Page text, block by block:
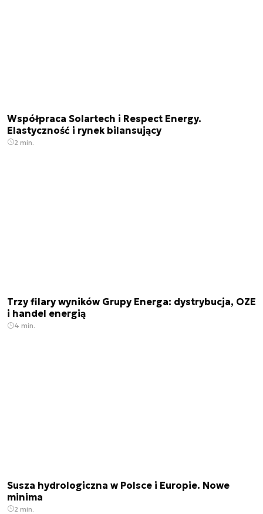
Współpraca Solartech i Respect Energy.
Elastyczność i rynek bilansujący
2 min.
Trzy filary wyników Grupy Energa: dystrybucja, OZE
i handel energią
4 min.
Susza hydrologiczna w Polsce i Europie. Nowe
minima
2 min.